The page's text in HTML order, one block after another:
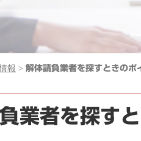
報 >解体請負業者を探すときのポ
業者を探す